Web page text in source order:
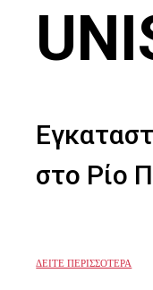
στο Ρίο
ΔΕΙΤΕ ΠΕΡΙΣΣΟΤΕΡΑ